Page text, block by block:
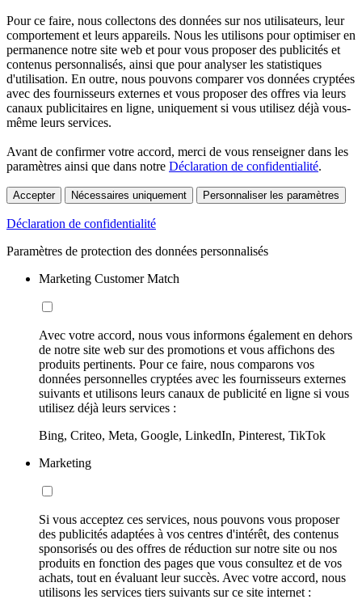
Pour ce faire, nous collectons des données sur nos utilisateurs, leur
comportement et leurs appareils. Nous les utilisons pour optimiser en
permanence notre site web et pour vous proposer des publicités et
contenus personnalisés, ainsi que pour analyser les statistiques
d'utilisation. En outre, nous pouvons comparer vos données cryptées
avec des fournisseurs externes et vous proposer des offres via leurs
canaux publicitaires en ligne, uniquement si vous utilisez déjà vous-
même leurs services.
Avant de confirmer votre accord, merci de vous renseigner dans les
paramètres ainsi que dans notre Déclaration de confidentialité.
Accepter Nécessaires uniquement Personnaliser les paramètres
Déclaration de confidentialité
Paramètres de protection des données personnalisés
Marketing Customer Match
Avec votre accord, nous vous informons également en dehors
de notre site web sur des promotions et vous affichons des
produits pertinents. Pour ce faire, nous comparons vos
données personnelles cryptées avec les fournisseurs externes
suivants et utilisons leurs canaux de publicité en ligne si vous
utilisez déjà leurs services :
Bing, Criteo, Meta, Google, LinkedIn, Pinterest, TikTok
Marketing
Si vous acceptez ces services, nous pouvons vous proposer
des publicités adaptées à vos centres d'intérêt, des contenus
sponsorisés ou des offres de réduction sur notre site ou nos
produits en fonction des pages que vous consultez et de vos
achats, tout en évaluant leur succès. Avec votre accord, nous
utilisons les services tiers suivants sur ce site internet :